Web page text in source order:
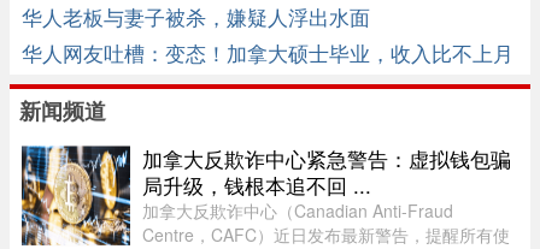
华人老板与妻子被杀，嫌疑人浮出水面
华人网友吐槽：变态！加拿大硕士毕业，收入比不上月
嫂…… ...
新闻频道
加拿大反欺诈中心紧急警告：虚拟钱包骗
局升级，钱根本追不回 ...
加拿大反欺诈中心（Canadian Anti-Fraud
Centre，CAFC）近日发布最新警告，提醒所有使